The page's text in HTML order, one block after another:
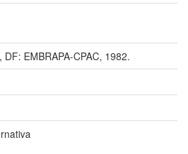
DF: EMBRAPA-CPAC, 1982.